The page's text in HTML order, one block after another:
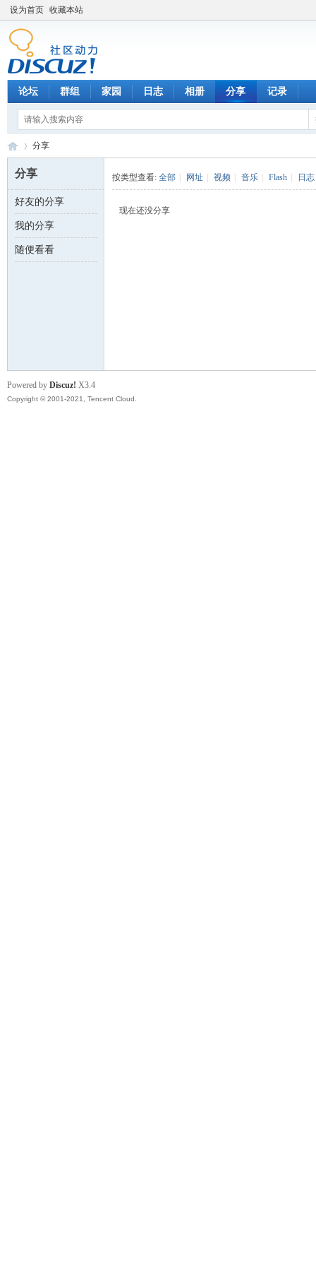
设为首页 收藏本站
论坛 群组 家园 日志 相册 分享 记录
数 ›
分享
分享
好友的分享
我的分享
随便看看
按类型查看: 全部 网址 视频 音乐 Flash 日志
现在还没分享
Powered by Discuz! X3.4
Copyright © 2001-2021, Tencent Cloud.